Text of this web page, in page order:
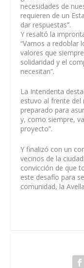
necesidades de
requieren de un
dar respuestas”.
Y resaltó la
“Vamos a redoblar
valores que
solidaridad y el
necesitan”.
La Intendenta
estuvo al frente del
preparado para
y, como siempre,
proyecto”.
Y finalizó con un
vecinos de la
convicción de que
este desafío para
comunidad, la